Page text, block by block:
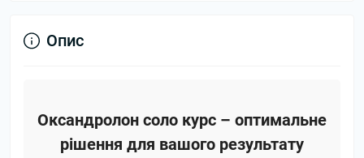
Опис
Оксандролон соло курс – оптимальне
рішення для вашого результату